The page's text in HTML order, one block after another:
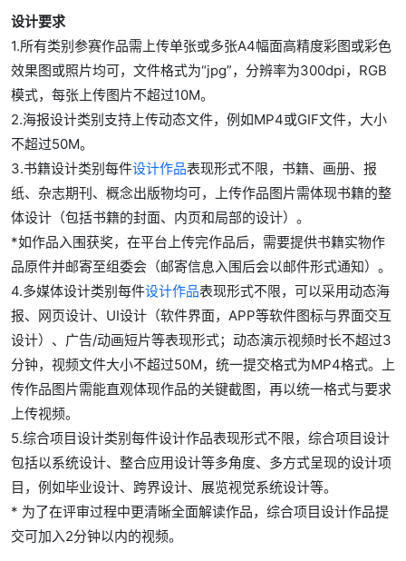
设计要求
1.所有类别参赛作品需上传单张或多张A4幅面高精度彩图或彩色
效果图或照片均可，文件格式为“jpg”，分辨率为300dpi，RGB
模式，每张上传图片不超过10M。
2.海报设计类别支持上传动态文件，例如MP4或GIF文件，大小
不超过50M。
3.书籍设计类别每件设计作品表现形式不限，书籍、画册、报
纸、杂志期刊、概念出版物均可，上传作品图片需体现书籍的整
体设计（包括书籍的封面、内页和局部的设计）。
*如作品入围获奖，在平台上传完作品后，需要提供书籍实物作
品原件并邮寄至组委会（邮寄信息入围后会以邮件形式通知）。
4.多媒体设计类别每件设计作品表现形式不限，可以采用动态海
报、网页设计、UI设计（软件界面，APP等软件图标与界面交互
设计）、广告/动画短片等表现形式；动态演示视频时长不超过3
分钟，视频文件大小不超过50M，统一提交格式为MP4格式。上
传作品图片需能直观体现作品的关键截图，再以统一格式与要求
上传视频。
5.综合项目设计类别每件设计作品表现形式不限，综合项目设计
包括以系统设计、整合应用设计等多角度、多方式呈现的设计项
目，例如毕业设计、跨界设计、展览视觉系统设计等。
* 为了在评审过程中更清晰全面解读作品，综合项目设计作品提
交可加入2分钟以内的视频。